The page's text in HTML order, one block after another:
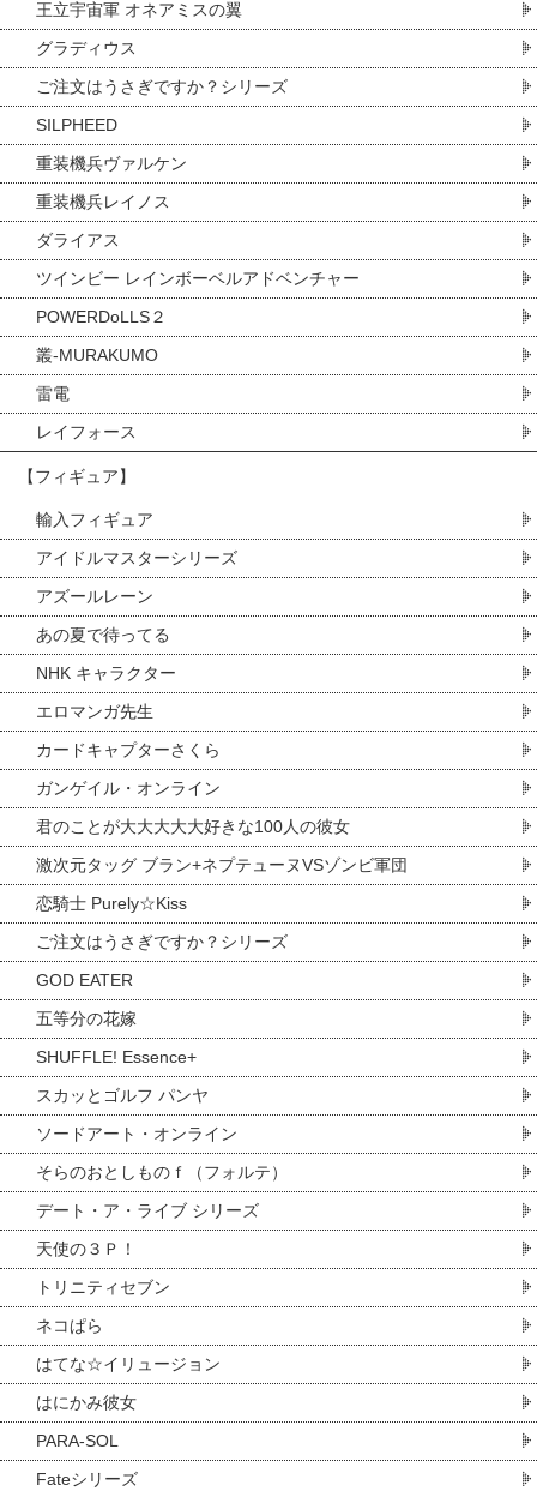
王立宇宙軍 オネアミスの翼
グラディウス
ご注文はうさぎですか？シリーズ
SILPHEED
重装機兵ヴァルケン
重装機兵レイノス
ダライアス
ツインビー レインボーベルアドベンチャー
POWERDoLLS２
叢-MURAKUMO
雷電
レイフォース
【フィギュア】
輸入フィギュア
アイドルマスターシリーズ
アズールレーン
あの夏で待ってる
NHK キャラクター
エロマンガ先生
カードキャプターさくら
ガンゲイル・オンライン
君のことが大大大大大好きな100人の彼女
激次元タッグ ブラン+ネプテューヌVSゾンビ軍団
恋騎士 Purely☆Kiss
ご注文はうさぎですか？シリーズ
GOD EATER
五等分の花嫁
SHUFFLE! Essence+
スカッとゴルフ パンヤ
ソードアート・オンライン
そらのおとしものｆ（フォルテ）
デート・ア・ライブ シリーズ
天使の３Ｐ！
トリニティセブン
ネコぱら
はてな☆イリュージョン
はにかみ彼女
PARA-SOL
Fateシリーズ